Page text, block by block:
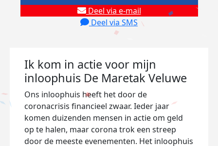
Deel via e-mail
Deel via SMS
Ik kom in actie voor mijn
inloophuis De Maretak Veluwe
Ons inloophuis heeft het door de
coronacrisis financieel zwaar. Ieder jaar
komen duizenden mensen in actie om geld
op te halen, maar corona trok een streep
door de meeste evenementen. Het inloophuis